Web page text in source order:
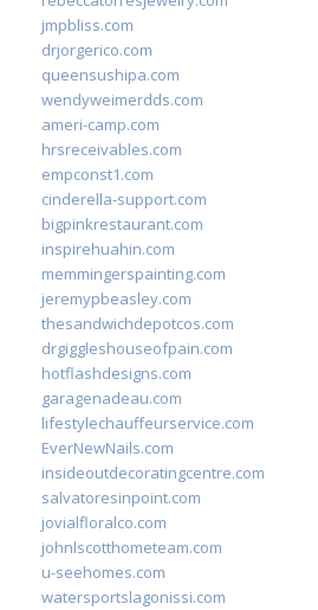
jmpbliss.com
drjorgerico.com
queensushipa.com
wendyweimerdds.com
ameri-camp.com
hrsreceivables.com
empconst1.com
cinderella-support.com
bigpinkrestaurant.com
inspirehuahin.com
memmingerspainting.com
jeremypbeasley.com
thesandwichdepotcos.com
drgiggleshouseofpain.com
hotflashdesigns.com
garagenadeau.com
lifestylechauffeurservice.com
EverNewNails.com
insideoutdecoratingcentre.com
salvatoresinpoint.com
jovialfloralco.com
johnlscotthometeam.com
u-seehomes.com
watersportslagonissi.com